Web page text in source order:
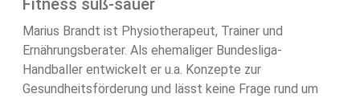
Fitness süß-sauer
Marius Brandt ist Physiotherapeut, Trainer und
Ernährungsberater. Als ehemaliger Bundesliga-
Handballer entwickelt er u.a. Konzepte zur
Gesundheitsförderung und lässt keine Frage rund um